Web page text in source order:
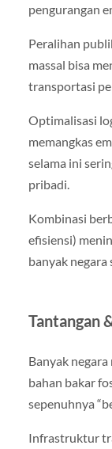
pengurangan
Peralihan
massal bisa
transportasi
Optimalisasi
memangkas
selama ini
pribadi.
Kombinasi
efisiensi)
banyak negara
Tantangan
Banyak
bahan bakar
sepenuhnya
Infrastruktur